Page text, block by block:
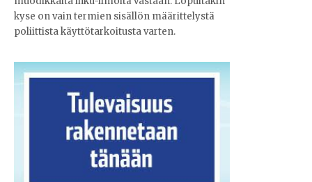
kyse on vain termien sisällön määrittelystä
poliittista käyttötarkoitusta varten.